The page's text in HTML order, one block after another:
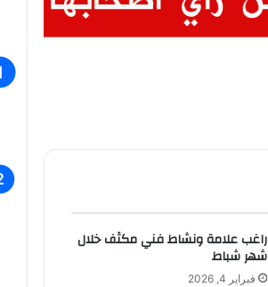
راغب علامة ونشاط فني مكثّف خلال
شهر شباط
فبراير 4, 2026